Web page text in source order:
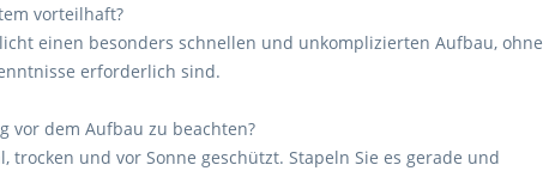
vorteilhaft?
einen besonders schnellen und unkomplizierten Aufbau, ohne
erforderlich sind.
vor dem Aufbau zu beachten?
trocken und vor Sonne geschützt. Stapeln Sie es gerade und